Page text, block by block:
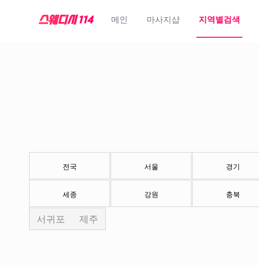
메인 마사지샵 지역별검색
전국 서울 경기
세종 강원 충북
서귀포 제주